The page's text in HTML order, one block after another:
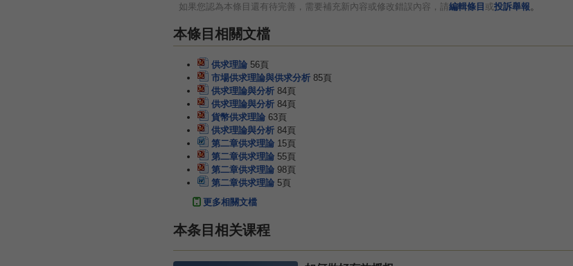
如果您認為本條目還有待完善，需要補充新內容或修改錯誤內容，請編輯條目 或投訴舉報。
本條目相關文檔
供求理論 56頁
市場供求理論與供求分析 85頁
供求理論與分析 84頁
供求理論與分析 84頁
貨幣供求理論 63頁
供求理論與分析 84頁
第二章供求理論 15頁
第二章供求理論 55頁
第二章供求理論 98頁
第二章供求理論 5頁
更多相關文檔
本条目相关课程